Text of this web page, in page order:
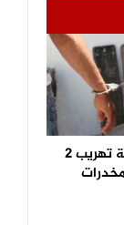
احباط محاولة تهريب 2